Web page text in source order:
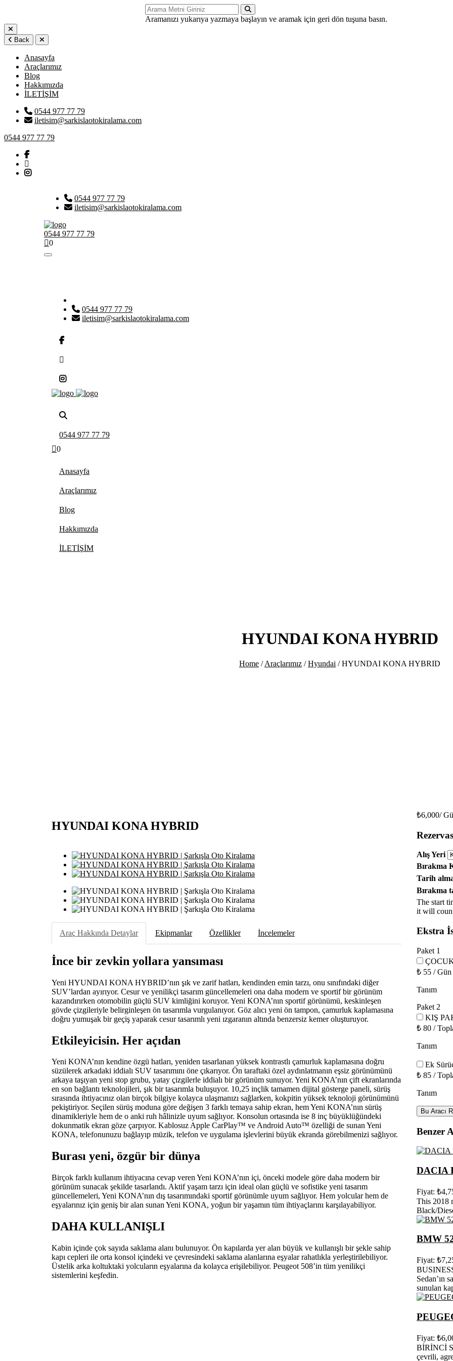
Aramanızı yukarıya yazmaya başlayın ve aramak için geri dön tuşuna basın.
Back
Anasayfa
Araçlarımız
Blog
Hakkımızda
İLETİŞİM
0544 977 77 79
iletisim@sarkislaotokiralama.com
0544 977 77 79
0544 977 77 79
iletisim@sarkislaotokiralama.com
0544 977 77 79
0
0544 977 77 79
iletisim@sarkislaotokiralama.com
0544 977 77 79
0
Anasayfa
Araçlarımız
Blog
Hakkımızda
İLETİŞİM
HYUNDAI KONA HYBRID
Home /Araçlarımız /Hyundai /HYUNDAI KONA HYBRID
HYUNDAI KONA HYBRID
Araç Hakkında Detaylar Ekipmanlar Özellikler İncelemeler
İnce bir zevkin yollara yansıması
Yeni HYUNDAI KONA HYBRID’nın şık ve zarif hatları, kendinden emin tarzı, onu sınıfındaki diğer
SUV’lardan ayırıyor. Cesur ve yenilikçi tasarım güncellemeleri ona daha modern ve sportif bir görünüm
kazandırırken otomobilin güçlü SUV kimliğini koruyor. Yeni KONA’nın sportif görünümü, keskinleşen
gövde çizgileriyle belirginleşen ön tasarımla vurgulanıyor. Göz alıcı yeni ön tampon, çamurluk kaplamasına
doğru yumuşak bir geçiş yaparak cesur tasarımlı yeni ızgaranın altında benzersiz kemer oluşturuyor.
Etkileyicisin. Her açıdan
Yeni KONA’nın kendine özgü hatları, yeniden tasarlanan yüksek kontrastlı çamurluk kaplamasına doğru
süzülerek arkadaki iddialı SUV tasarımını öne çıkarıyor. Ön taraftaki özel aydınlatmanın eşsiz görünümünü
arkaya taşıyan yeni stop grubu, yatay çizgilerle iddialı bir görünüm sunuyor. Yeni KONA’nın çift ekranlarında
en son bağlantı teknolojileri, şık bir tasarımla buluşuyor. 10,25 inçlik tamamen dijital gösterge paneli, sürüş
sırasında ihtiyacınız olan birçok bilgiye kolayca ulaşmanızı sağlarken, kokpitin yüksek teknoloji görünümünü
pekiştiriyor. Seçilen sürüş moduna göre değişen 3 farklı temaya sahip ekran, hem Yeni KONA’nın sürüş
dinamikleriyle hem de o anki ruh hâlinizle uyum sağlıyor. Konsolun ortasında ise 8 inç büyüklüğündeki
dokunmatik ekran göze çarpıyor. Kablosuz Apple CarPlay™ ve Android Auto™ özelliği de sunan Yeni
KONA, telefonunuzu bağlayıp müzik, telefon ve uygulama işlevlerini büyük ekranda görebilmenizi sağlıyor.
Burası yeni, özgür bir dünya
Birçok farklı kullanım ihtiyacına cevap veren Yeni KONA’nın içi, önceki modele göre daha modern bir
görünüm sunacak şekilde tasarlandı. Aktif yaşam tarzı için ideal olan güçlü ve sofistike yeni tasarım
güncellemeleri, Yeni KONA’nın dış tasarımındaki sportif görünümle uyum sağlıyor. Hem yolcular hem de
eşyalarınız için geniş bir alan sunan Yeni KONA, yoğun bir yaşamın tüm ihtiyaçlarını karşılayabiliyor.
DAHA KULLANIŞLI
Kabin içinde çok sayıda saklama alanı bulunuyor. Ön kapılarda yer alan büyük ve kullanışlı bir şekle sahip
kapı cepleri ile orta konsol içindeki ve çevresindeki saklama alanlarına eşyalar rahatlıkla yerleştirilebiliyor.
Üstelik arka koltuktaki yolcuların eşyalarına da kolayca erişilebiliyor. Peugeot 508’in tüm yenilikçi
sistemlerini keşfedin.
₺6,000/
Alış Yeri
Bırakma
Tarih
Bırakma
The start
it will
Ekstra
Paket 1
₺ 55 /Gün
Tanım
Paket 2
KIŞ
₺ 80 /
Tanım
Ek
₺ 85 /
Tanım
Bu Aracı
Benzer
DACIA
Fiyat:
This 2018
Black/
BMW
Fiyat:
Sedan’ın
sunulan
Fiyat:
BİRİNCİ
çevrili,